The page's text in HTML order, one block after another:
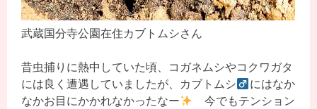
武蔵国分寺公園在住カブトムシさん
昔虫捕りに熱中していた頃、コガネムシやコクワガタ
には良く遭遇していましたが、カブトムシ
にはなか
なかお目にかかれなかったなー
今でもテンション